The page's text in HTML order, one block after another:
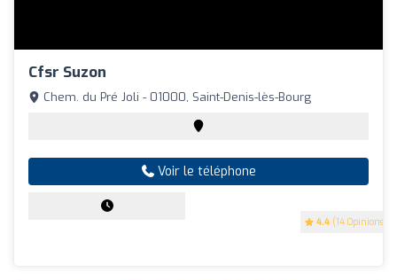
Cfsr Suzon
4.4 (14 Opinions)
Chem. du Pré Joli - 01000, Saint-Denis-lès-Bourg
Voir le téléphone